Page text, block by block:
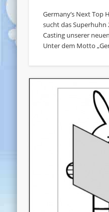
Germany’s Next Top
sucht das Superhuhn
Casting unserer
Unter dem Motto